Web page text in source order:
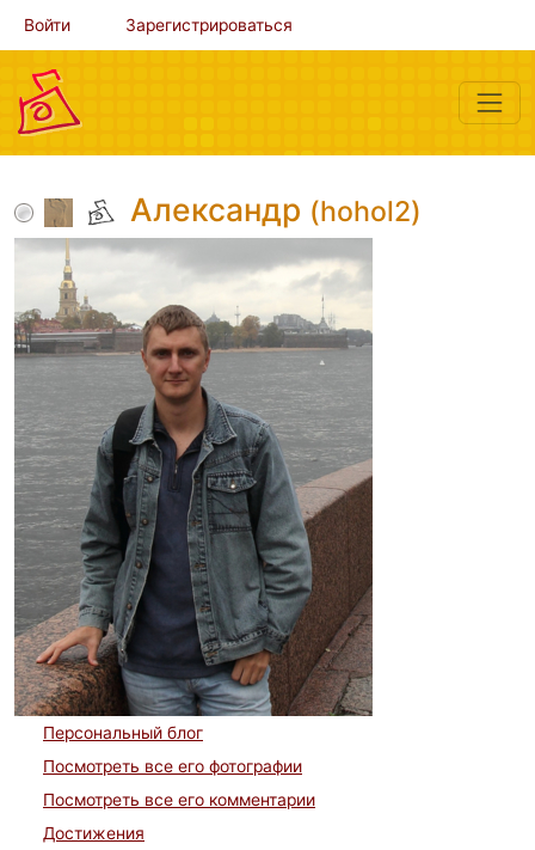
Войти Зарегистрироваться
Александр (hohol2)
Персональный блог
Посмотреть все его фотографии
Посмотреть все его комментарии
Достижения